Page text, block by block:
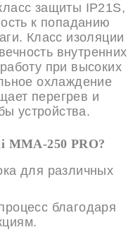
защиты IP21S,
к попаданию
Класс изоляции
внутренних
при высоких
охлаждение
перегрев и
устройства.
MMA-250 PRO?
для различных
благодаря